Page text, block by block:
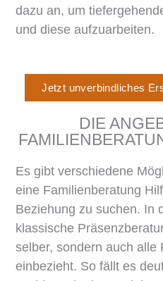
dazu an, um
und diese aufzuarbeiten.
Jetzt unverbindliches
DIE
Es gibt verschiedene
eine Familienberatung
Beziehung zu suchen. In
klassische
selber, sondern auch alle
einbezieht. So fällt es